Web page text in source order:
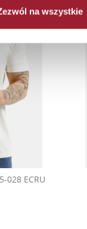
na wszystkie
028 ECRU